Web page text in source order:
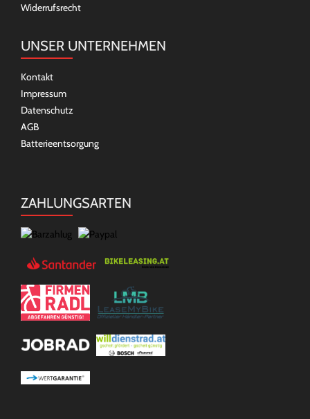
Widerrufsrecht
UNSER UNTERNEHMEN
Kontakt
Impressum
Datenschutz
AGB
Batterieentsorgung
ZAHLUNGSARTEN